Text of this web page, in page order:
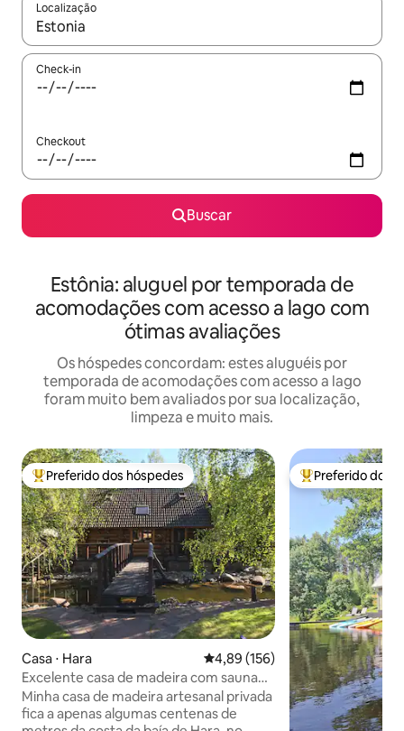
Localização
Quando os resultados estiverem disponíveis, explore-os
Check-in
Checkout
Buscar
Estônia: aluguel por temporada de
acomodações com acesso a lago com
ótimas avaliações
Os hóspedes concordam: estes aluguéis por
temporada de acomodações com acesso a lago
foram muito bem avaliados por sua localização,
limpeza e muito mais.
Entre os melhores preferidos dos hóspedes
Preferido dos hóspedes
Casa ⋅ Hara 4,89 de uma avaliação média de
4,89 (156)
Excelente casa de madeira com sauna
em Lahemaa!
Minha casa de madeira artesanal privada
fica a apenas algumas centenas de
Entre os
Preferido dos